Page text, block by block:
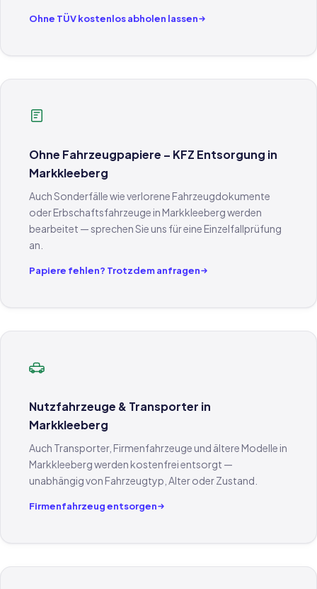
Ohne TÜV kostenlos abholen lassen
Ohne Fahrzeugpapiere – KFZ Entsorgung in
Markkleeberg
Auch Sonderfälle wie verlorene Fahrzeugdokumente
oder Erbschaftsfahrzeuge in Markkleeberg werden
bearbeitet — sprechen Sie uns für eine Einzelfallprüfung
an.
Papiere fehlen? Trotzdem anfragen
Nutzfahrzeuge & Transporter in
Markkleeberg
Auch Transporter, Firmenfahrzeuge und ältere Modelle in
Markkleeberg werden kostenfrei entsorgt —
unabhängig von Fahrzeugtyp, Alter oder Zustand.
Firmenfahrzeug entsorgen